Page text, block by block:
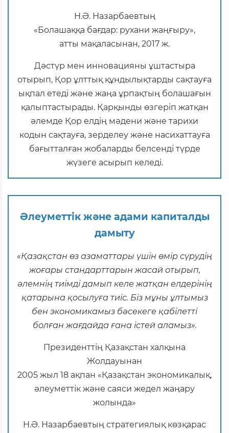
Н.Ә. Назарбаевтың
«Болашаққа бағдар: рухани жаңғыру»,
атты мақаласынан, 2017 ж.
Дәстүр мен инновацияны ұштастыра
отырып, Қор ұлттық құндылықтарды сақтауға
ықпал етеді және жаңа ұрпақтың болашағын
қалыптастырады. Қарқынды өзгеріп жатқан
әлемде Қор елдің мәдени және тарихи
кодын сақтауға, зерделеу және насихаттауға
бағытталған жобаларды белсенді түрде
жүзеге асырып келеді.
Әлеуметтік және адами капиталды
дамыту
«Қазақстан өз азаматтары үшін өмір сүрудің
жоғары стандарттарын жасай отырып,
әлемнің тиімді дамып келе жатқан елдерінің
қатарына қосылуға тиіс. Біз мұны ұлтымыз
бен экономикамыз бәсекеге қабілетті
болған жағдайда ғана істей аламыз».
Президенттің Қазақстан халқына
Жолдауынан
2005 жыл 18 ақпан «Қазақстан экономикалық,
әлеуметтік және саяси жедел жаңару
жолында»
Н.Ә. Назарбаевтың стратегиялық көзқарас